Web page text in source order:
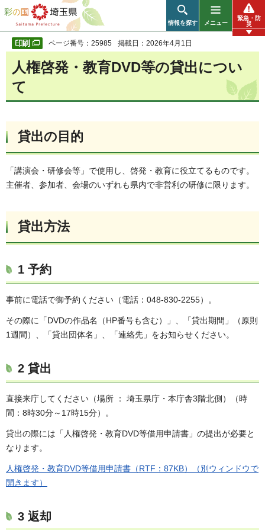
彩の国 埼玉県
情報を探す メニュー
緊急・防
災
ページ番号：25985 掲載日：2026年4月1日
人権啓発・教育DVD等の貸出につい
て
貸出の目的
「講演会・研修会等」で使用し、啓発・教育に役立てるものです。
主催者、参加者、会場のいずれも県内で非営利の研修に限ります。
貸出方法
1 予約
事前に電話で御予約ください（電話：048-830-2255）。
その際に「DVDの作品名（HP番号も含む）」、「貸出期間」（原則
1週間）、「貸出団体名」、「連絡先」をお知らせください。
2 貸出
直接来庁してください（場所 ： 埼玉県庁・本庁舎3階北側）（時
間：8時30分～17時15分）。
貸出の際には「人権啓発・教育DVD等借用申請書」の提出が必要と
なります。
人権啓発・教育DVD等借用申請書（RTF：87KB）（別ウィンドウで
開きます）
3 返却